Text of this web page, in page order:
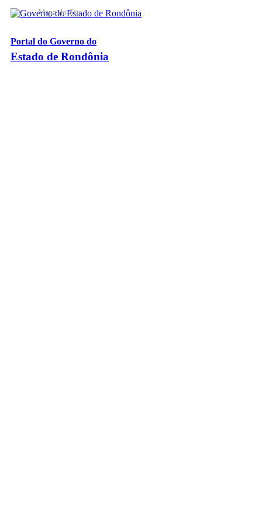
Mapa do Site
Portal do Governo do
Estado de Rondônia